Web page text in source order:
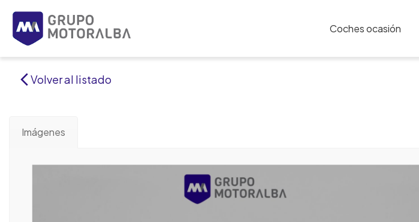
Coches ocasión
Volver al listado
Imágenes